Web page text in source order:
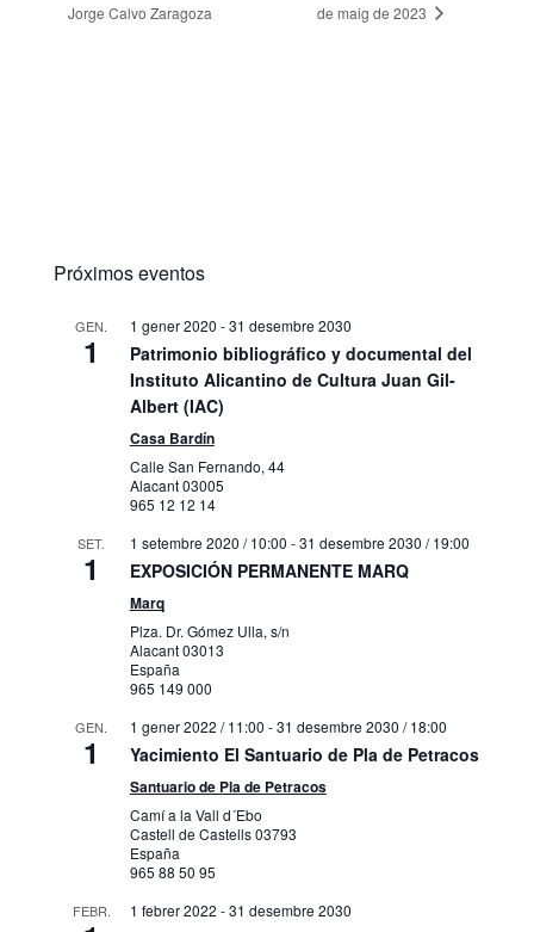
Jorge Calvo Zaragoza
de maig de 2023
Próximos eventos
GEN.
1
1 gener 2020 -31 desembre 2030
Patrimonio bibliográfico y documental del
Instituto Alicantino de Cultura Juan Gil-
Albert (IAC)
Casa Bardín
Calle San Fernando, 44
Alacant03005
965 12 12 14
SET.
1
1 setembre 2020 / 10:00 -31 desembre 2030 / 19:00
EXPOSICIÓN PERMANENTE MARQ
Marq
Plza. Dr. Gómez Ulla, s/n
Alacant03013
España
965 149 000
GEN.
1
1 gener 2022 / 11:00 -31 desembre 2030 / 18:00
Yacimiento El Santuario de Pla de Petracos
Santuario de Pla de Petracos
Camí a la Vall d´Ebo
Castell de Castells03793
España
965 88 50 95
FEBR. 1 febrer 2022 -31 desembre 2030